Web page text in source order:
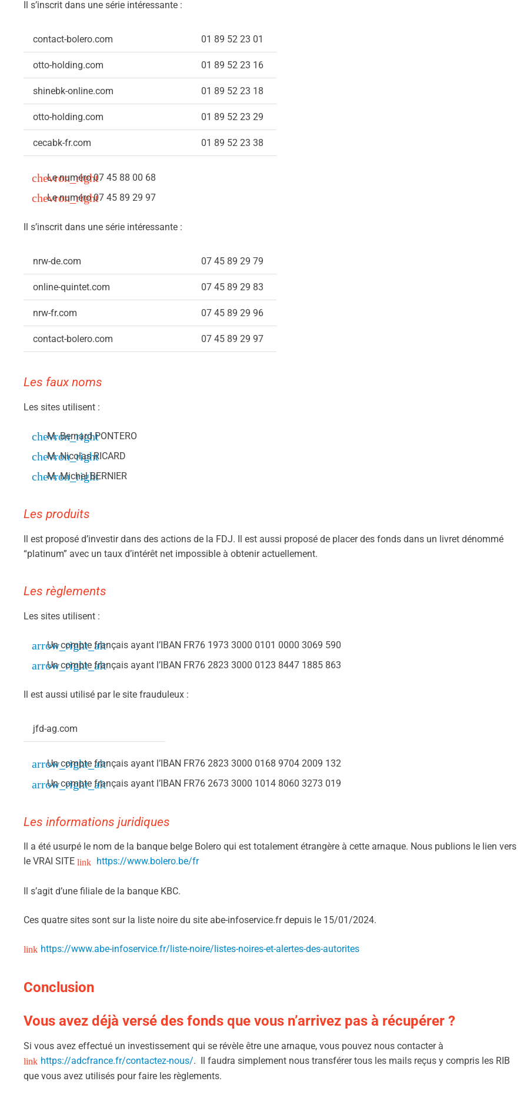
Il s’inscrit dans une série intéressante :
contact-bolero.com 01 89 52 23 01
otto-holding.com 01 89 52 23 16
shinebk-online.com 01 89 52 23 18
otto-holding.com 01 89 52 23 29
cecabk-fr.com 01 89 52 23 38
Le numéro 07 45 88 00 68
Le numéro 07 45 89 29 97
Il s’inscrit dans une série intéressante :
nrw-de.com 07 45 89 29 79
online-quintet.com 07 45 89 29 83
nrw-fr.com 07 45 89 29 96
contact-bolero.com 07 45 89 29 97
Les faux noms
Les sites utilisent :
M. Bernard PONTERO
M. Nicolas RICARD
M. Michel BERNIER
Les produits
Il est proposé d’investir dans des actions de la FDJ. Il est aussi proposé de placer des fonds dans un livret dénommé
“platinum” avec un taux d’intérêt net impossible à obtenir actuellement.
Les règlements
Les sites utilisent :
Un compte français ayant l’IBAN FR76 1973 3000 0101 0000 3069 590
Un compte français ayant l’IBAN FR76 2823 3000 0123 8447 1885 863
Il est aussi utilisé par le site frauduleux :
jfd-ag.com
Un compte français ayant l’IBAN FR76 2823 3000 0168 9704 2009 132
Un compte français ayant l’IBAN FR76 2673 3000 1014 8060 3273 019
Les informations juridiques
Il a été usurpé le nom de la banque belge Bolero qui est totalement étrangère à cette arnaque. Nous publions le lien vers
le VRAI SITE
https://www.bolero.be/fr
Il s’agit d’une filiale de la banque KBC.
Ces quatre sites sont sur la liste noire du site abe-infoservice.fr depuis le 15/01/2024.
https://www.abe-infoservice.fr/liste-noire/listes-noires-et-alertes-des-autorites
Conclusion
Vous avez déjà versé des fonds que vous n’arrivez pas à récupérer ?
Si vous avez effectué un investissement qui se révèle être une arnaque, vous pouvez nous contacter à
https://adcfrance.fr/contactez-nous/. Il faudra simplement nous transférer tous les mails reçus y compris les RIB
que vous avez utilisés pour faire les règlements.